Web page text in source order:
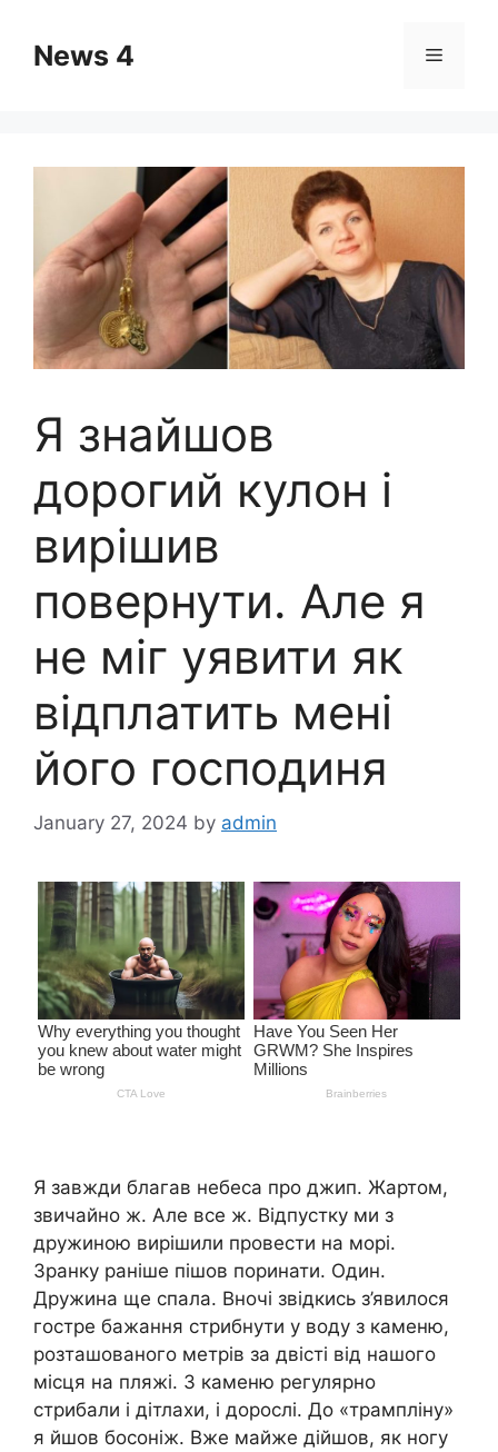
contentNews 4 Menu
Я знайшов
дорогий кулон і
вирішив
повернути. Але я
не міг уявити як
відплатить мені
його господиня
January 27, 2024 by admin
Я завжди благав небеса про джип. Жартом,
звичайно ж. Але все ж. Відпустку ми з
дружиною вирішили провести на морі.
Зранку раніше пішов поринати. Один.
Дружина ще спала. Вночі звідкись з’явилося
гостре бажання стрибнути у воду з каменю,
розташованого метрів за двісті від нашого
місця на пляжі. З каменю регулярно
стрибали і дітлахи, і дорослі. До «трампліну»
я йшов босоніж. Вже майже дійшов, як ногу